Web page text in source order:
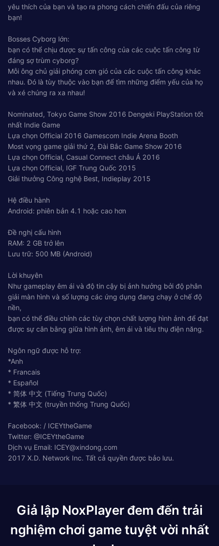
yêu thích của bạn và tạo ra phong cách chiến đấu của riêng
bạn!
Bosses Cyborg lớn:
bạn có thể chịu được sự tấn công của các cuộc tấn công từ
đáng sợ trùm cyborg?
Mỗi ông chủ giải phóng cơn gió của các cuộc tấn công khác
nhau. Đó là tùy thuộc vào bạn để tìm những điểm yếu của họ
và xé chúng ra xa nhau!
Nominated, Tokyo Game Show 2016 Dengeki PlayStation tốt
nhất Indie Game
Lựa chọn Official 2016 Gamescom Indie Arena Booth
Most vọng game giải thứ 2, Đài Bắc Game Show 2016
Lựa chọn Official, Casual Connect châu Á 2016
Lựa chọn Official, IGF Trung Quốc 2015
Giải thưởng Công nghệ Best, Indieplay 2015
Hệ điều hành
Android: phiên bản 4.1 hoặc cao hơn
Đề nghị cấu hình
RAM: 2 GB trở lên
Lưu trữ: 500 MB (Android)
Lời khuyên
Như gameplay êm ái và độ tin cậy bị ảnh hưởng bởi độ phân
giải màn hình và số lượng các ứng dụng đang chạy ở chế độ
nền,
bạn có thể điều chỉnh các tùy chọn chất lượng hình ảnh để đạt
được sự cân bằng giữa hình ảnh, êm ái và tiêu thụ điện năng.
Ngôn ngữ được hỗ trợ:
*Anh
* Francais
* Español
* 简体 中文 (Tiếng Trung Quốc)
* 繁体 中文 (truyền thống Trung Quốc)
Facebook: / ICEYtheGame
Twitter: @ICEYtheGame
Dịch vụ Email: ICEY@xindong.com
2017 X.D. Network Inc. Tất cả quyền được bảo lưu.
Giả lập NoxPlayer đem đến trải
nghiệm chơi game tuyệt vời nhất